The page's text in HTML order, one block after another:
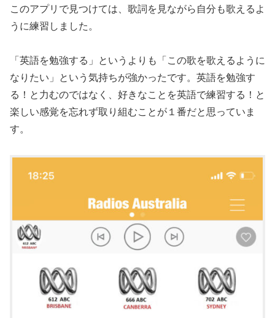
このアプリで見つけては、歌詞を見ながら自分も歌えるよ
うに練習しました。
「英語を勉強する」というよりも「この歌を歌えるように
なりたい」という気持ちが強かったです。英語を勉強す
る！と力むのではなく、好きなことを英語で練習する！と
楽しい感覚を忘れず取り組むことが１番だと思っていま
す。